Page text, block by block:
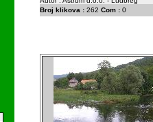
Broj klikova : 262 Com : 0